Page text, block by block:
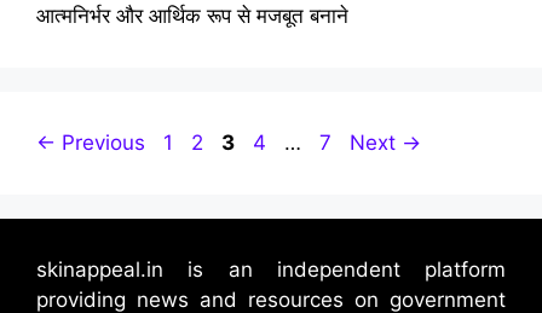
आत्मनिर्भर और आर्थिक रूप से मजबूत बनाने
← Previous Page
1 Page
2 Page
3 Page
4 … Page
7 Next →
skinappeal.in is an independent platform
providing news and resources on government